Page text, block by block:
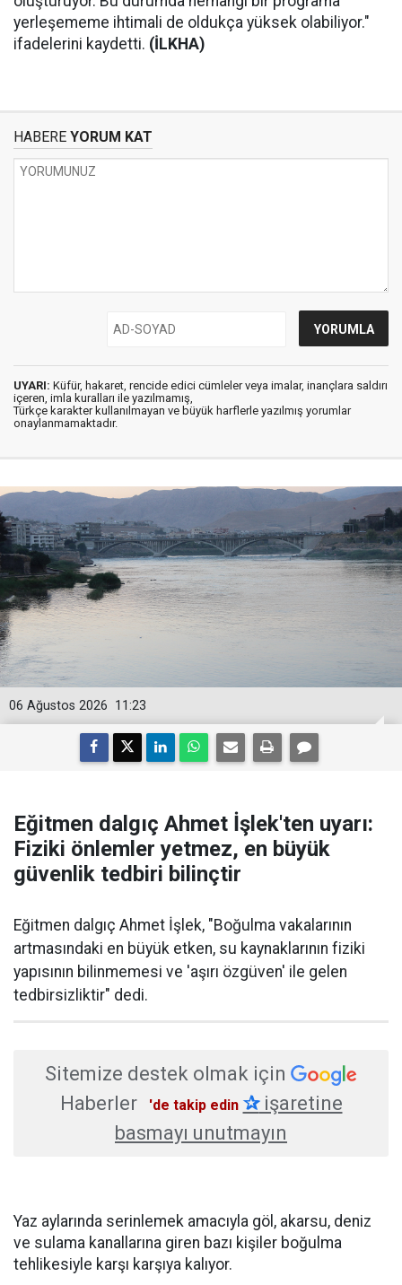
yerleşememe ihtimali de oldukça yüksek olabiliyor."
ifadelerini kaydetti. (İLKHA)
HABERE YORUM KAT
UYARI: Küfür, hakaret, rencide edici cümleler veya imalar, inançlara saldırı
içeren, imla kuralları ile yazılmamış,
Türkçe karakter kullanılmayan ve büyük harflerle yazılmış yorumlar
onaylanmamaktadır.
11:23
06 Ağustos 2026
Eğitmen dalgıç Ahmet İşlek'ten uyarı:
Fiziki önlemler yetmez, en büyük
güvenlik tedbiri bilinçtir
Eğitmen dalgıç Ahmet İşlek, "Boğulma vakalarının
artmasındaki en büyük etken, su kaynaklarının fiziki
yapısının bilinmemesi ve 'aşırı özgüven' ile gelen
tedbirsizliktir" dedi.
Sitemize destek olmak için
Haberler
'de takip edin ✰işaretine
basmayı unutmayın
Yaz aylarında serinlemek amacıyla göl, akarsu, deniz
ve sulama kanallarına giren bazı kişiler boğulma
tehlikesiyle karşı karşıya kalıyor.